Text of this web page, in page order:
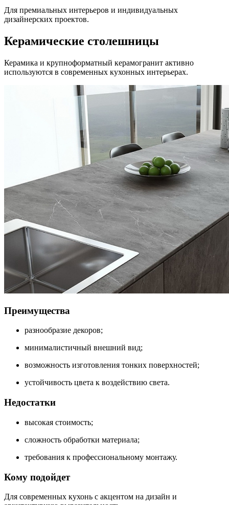
Для премиальных интерьеров и индивидуальных
дизайнерских проектов.
Керамические столешницы
Керамика и крупноформатный керамогранит активно
используются в современных кухонных интерьерах.
Преимущества
разнообразие декоров;
минималистичный внешний вид;
возможность изготовления тонких поверхностей;
устойчивость цвета к воздействию света.
Недостатки
высокая стоимость;
сложность обработки материала;
требования к профессиональному монтажу.
Кому подойдет
Для современных кухонь с акцентом на дизайн и